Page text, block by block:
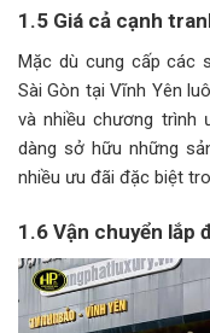
1.5 Giá cả cạnh
Mặc dù cung cấp các
Sài Gòn tại Vĩnh Yên
và nhiều chương trình
dàng sở hữu những
nhiều ưu đãi đặc biệt
1.6 Vận chuyển lắp